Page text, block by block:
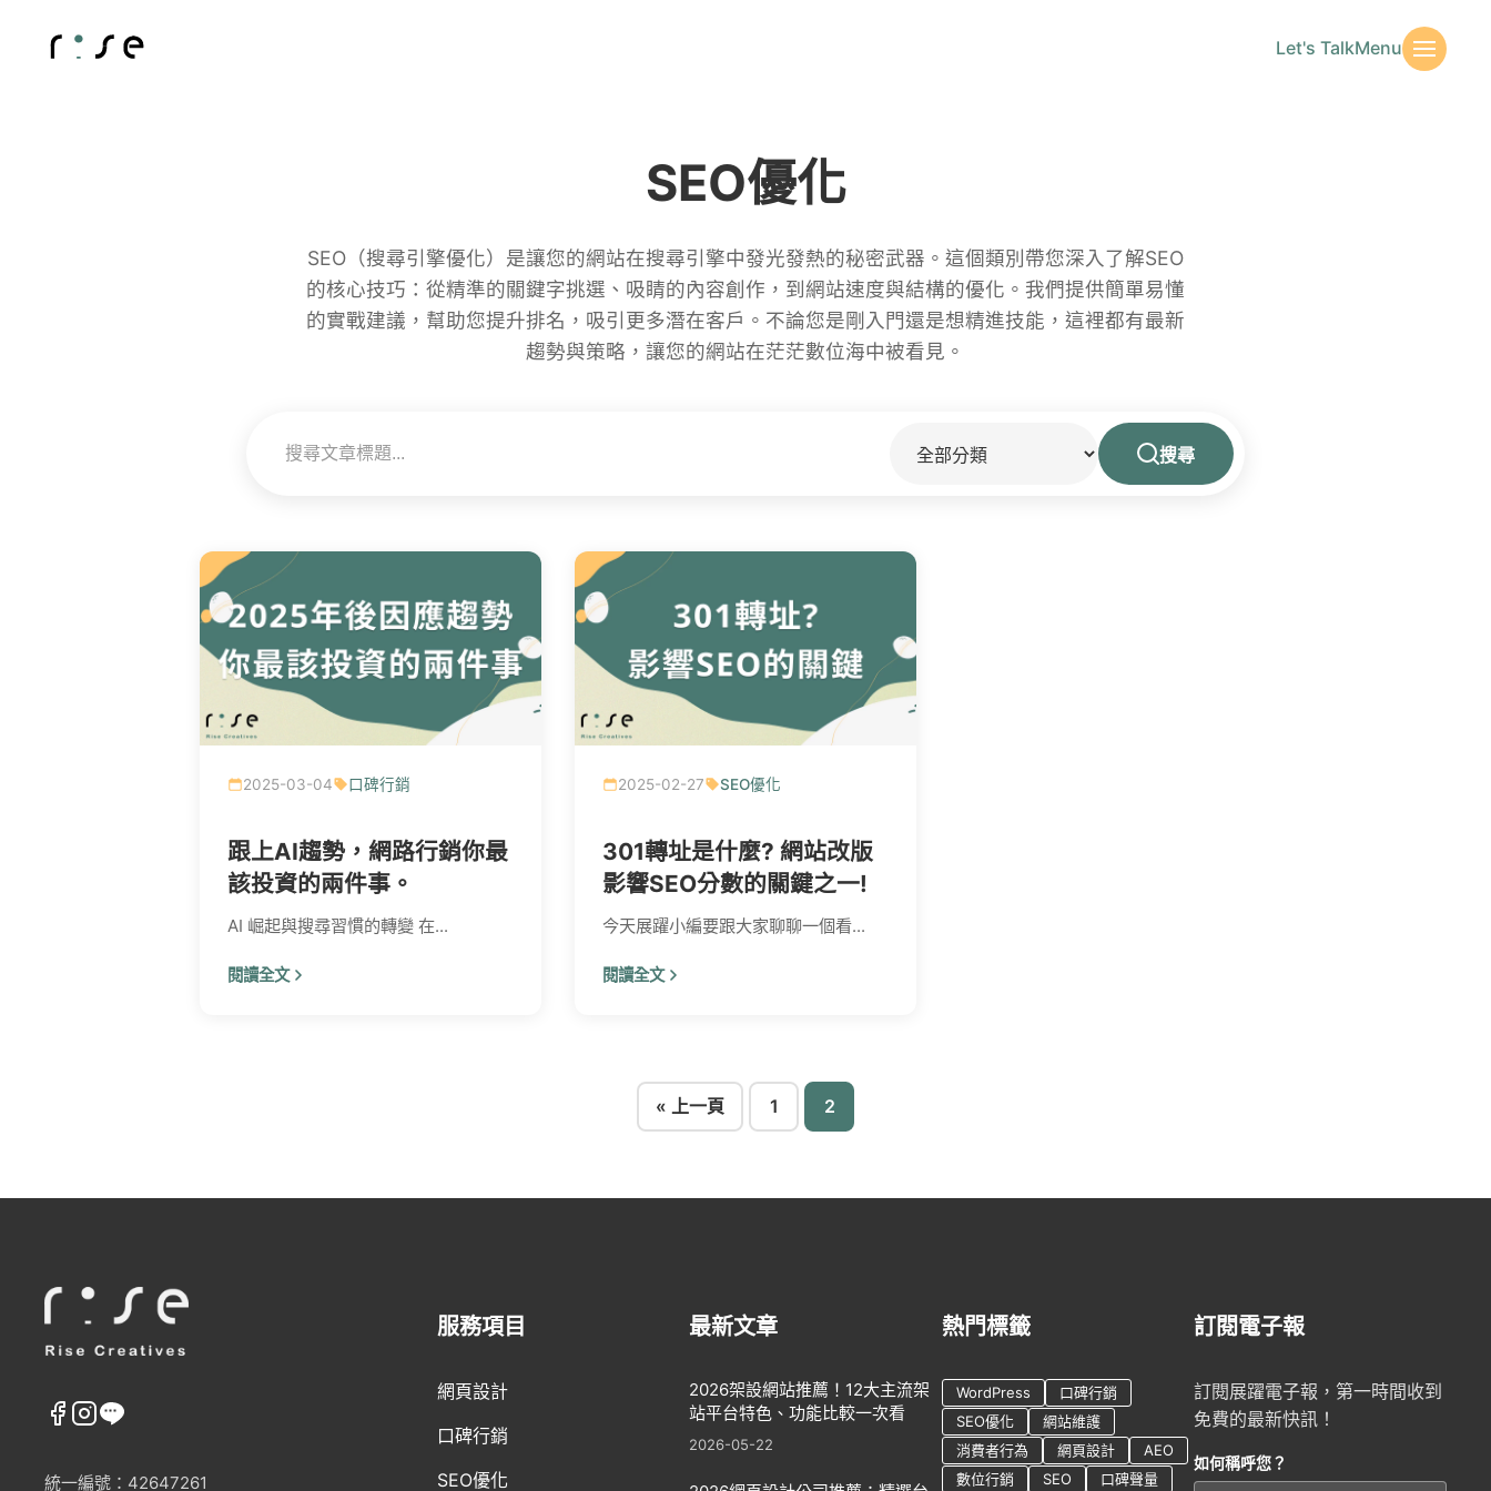
Let's TalkMenu
SEO優化
SEO（搜尋引擎優化）是讓您的網站在搜尋引擎中發光發熱的秘密武器。這個類別帶您深入了解SEO
的核心技巧：從精準的關鍵字挑選、吸睛的內容創作，到網站速度與結構的優化。我們提供簡單易懂
的實戰建議，幫助您提升排名，吸引更多潛在客戶。不論您是剛入門還是想精進技能，這裡都有最新
趨勢與策略，讓您的網站在茫茫數位海中被看見。
搜尋
2025-03-04 口碑行銷
跟上AI趨勢，網路行銷你最
該投資的兩件事。
AI 崛起與搜尋習慣的轉變 在...
閱讀全文
2025-02-27 SEO優化
301轉址是什麼? 網站改版
影響SEO分數的關鍵之一!
今天展躍小編要跟大家聊聊一個看...
閱讀全文
文
« 上一頁 1 2
統一編號：42647261
服務項目
網頁設計
口碑行銷
SEO優化
最新文章
2026架設網站推薦！12大主流架
站平台特色、功能比較一次看
2026-05-22
熱門標籤
WordPress
口碑行銷
SEO優化
網站維護
消費者行為
網頁設計
AEO
數位行銷
SEO 口碑聲量
訂閱電子報
訂閱展躍電子報，第一時間收到
免費的最新快訊！
如何稱呼您？